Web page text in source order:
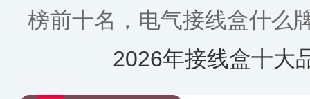
榜前十名，电气接线盒什么
2026年接线盒十大